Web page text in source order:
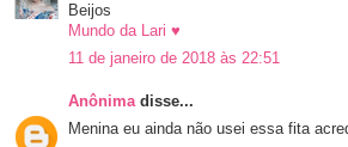
Beijos
Mundo da Lari ♥
11 de janeiro de 2018 às 22:51
Anônimadisse...
Menina eu ainda não usei essa fita